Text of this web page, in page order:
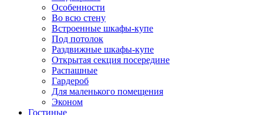
Особенности
Во всю стену
Встроенные шкафы-купе
Под потолок
Раздвижные шкафы-купе
Открытая секция посередине
Распашные
Гардероб
Для маленького помещения
Эконом
Гостиные